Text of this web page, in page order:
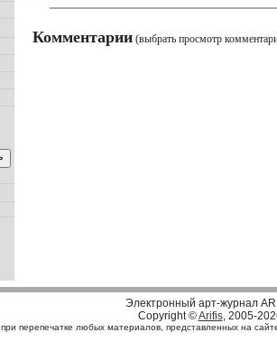
Комментарии (выбрать просмотр
Электронный арт-журнал
Copyright ©Arifis, 2005-
при перепечатке любых материалов, представленных на